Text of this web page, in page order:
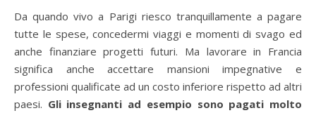
Da quando vivo a Parigi riesco tranquillamente a pagare
tutte le spese, concedermi viaggi e momenti di svago ed
anche finanziare progetti futuri. Ma lavorare in Francia
significa anche accettare mansioni impegnative e
professioni qualificate ad un costo inferiore rispetto ad altri
paesi. Gli insegnanti ad esempio sono pagati molto